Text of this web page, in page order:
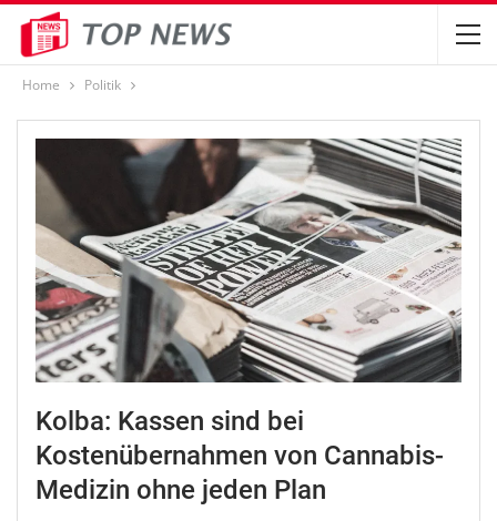
Home Politik
Kolba: Kassen sind bei
Kostenübernahmen von Cannabis-
Medizin ohne jeden Plan